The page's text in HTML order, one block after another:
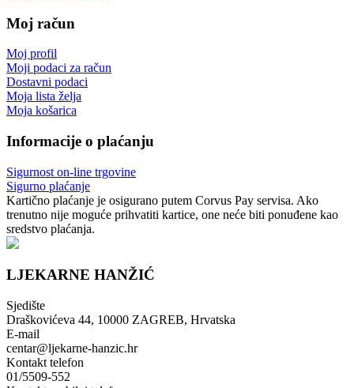
Moj račun
Moj profil
Moji podaci za račun
Dostavni podaci
Moja lista želja
Moja košarica
Informacije o plaćanju
Sigurnost on-line trgovine
Sigurno plaćanje
Kartično plaćanje je osigurano putem Corvus Pay servisa. Ako
trenutno nije moguće prihvatiti kartice, one neće biti ponuđene kao
sredstvo plaćanja.
LJEKARNE HANŽIĆ
Sjedište
Draškovićeva 44, 10000 ZAGREB, Hrvatska
E-mail
centar@ljekarne-hanzic.hr
Kontakt telefon
01/5509-552